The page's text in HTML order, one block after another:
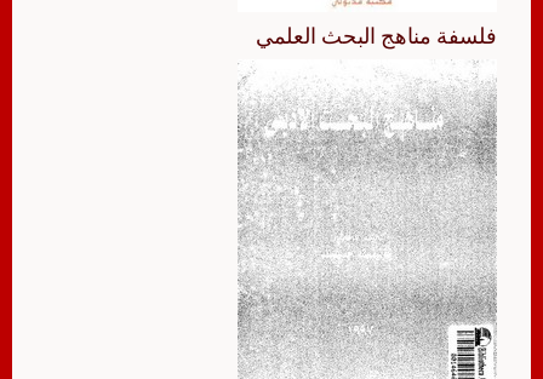
فلسفة مناهج البحث العلمي